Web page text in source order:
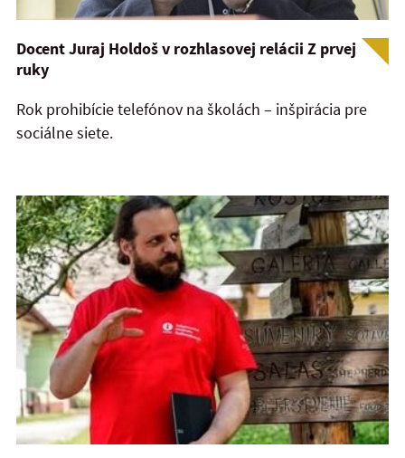
Docent Juraj Holdoš v rozhlasovej relácii Z prvej
ruky
Rok prohibície telefónov na školách – inšpirácia pre
sociálne siete.